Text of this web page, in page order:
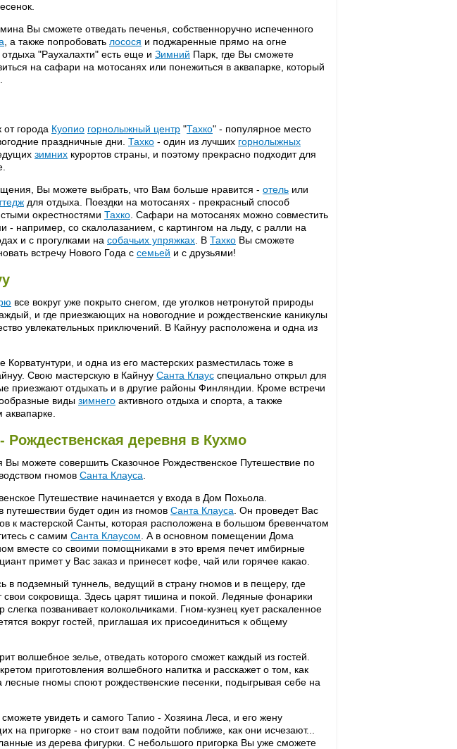
Вы сможете отведать печенья, собственноручно испеченного
, а также попробовать лосося и поджаренные прямо на огне
"Раухалахти" есть еще и Зимний Парк, где Вы сможете
на сафари на мотосанях или понежиться в аквапарке, который
города Куопио горнолыжный центр "Тахко" - популярное место
праздничные дни. Тахко - один из лучших горнолыжных
зимних курортов страны, и поэтому прекрасно подходит для
Вы можете выбрать, что Вам больше нравится - отель или
для отдыха. Поездки на мотосанях - прекрасный способ
окрестностями Тахко . Сафари на мотосанях можно совместить
- например, со скалолазанием, с картингом на льду, с ралли на
и с прогулками на собачьих упряжках . В Тахко Вы сможете
встречу Нового Года с семьей и с друзьями!
все вокруг уже покрыто снегом, где уголков нетронутой природы
и где приезжающих на новогодние и рождественские каникулы
увлекательных приключений. В Кайнуу расположена и одна из
Корватунтури, и одна из его мастерских разместилась тоже в
Свою мастерскую в Кайнуу Санта Клаус специально открыл для
приезжают отдыхать и в другие районы Финляндии. Кроме встречи
виды зимнего активного отдыха и спорта, а также
аквапарке.
Рождественская деревня в Кухмо
можете совершить Сказочное Рождественское Путешествие по
гномов Санта Клауса
Путешествие начинается у входа в Дом Похьола.
путешествии будет один из гномов Санта Клауса . Он проведет Вас
к мастерской Санты, которая расположена в большом бревенчатом
с самим Санта Клаусом . А в основном помещении Дома
вместе со своими помощниками в это время печет имбирные
примет у Вас заказ и принесет кофе, чай или горячее какао.
в подземный туннель, ведущий в страну гномов и в пещеру, где
свои сокровища. Здесь царят тишина и покой. Ледяные фонарики
позванивает колокольчиками. Гном-кузнец кует раскаленное
вокруг гостей, приглашая их присоединиться к общему
волшебное зелье, отведать которого сможет каждый из гостей.
приготовления волшебного напитка и расскажет о том, как
лесные гномы споют рождественские песенки, подыгрывая себе на
увидеть и самого Тапио - Хозяина Леса, и его жену
на пригорке - но стоит вам подойти поближе, как они исчезают...
из дерева фигурки. С небольшого пригорка Вы уже сможете